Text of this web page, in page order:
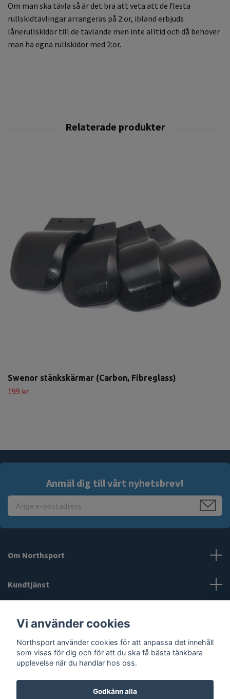
Om man ska tävla så är det bra att veta att de flesta
rullskidtävlingar arrangeras på 2:or, ibland erbjuds
lånerullskidor till de tävlande men inte alltid och då behöver
man ha egna rullskidor med 2:or.
Swenor stänkskärmar (Carbon, Fibreglass)
199 kr
Anmäl dig till vårt nyhetsbrev!
Om Northsport
Kundtjänst
Sociala medier
Vi använder cookies
Northsport använder cookies för att anpassa det innehåll
som visas för dig och för att du ska få bästa tänkbara
upplevelse när du handlar hos oss.
Godkänn alla